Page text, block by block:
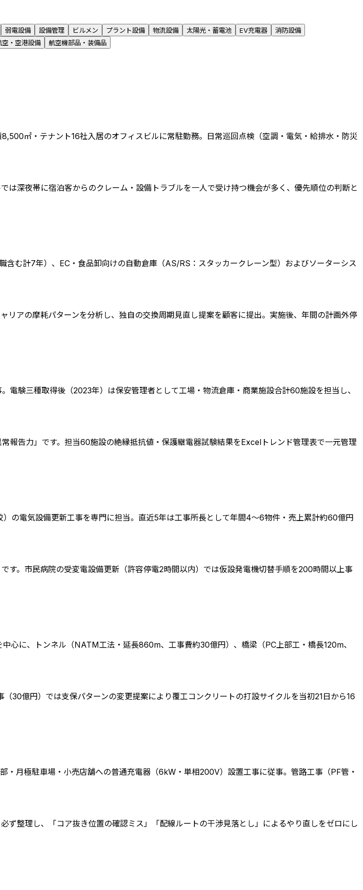
弱電設備 設備管理 ビルメン プラント設備 物流設備 太陽光・蓄電池 EV充電器
消防設備
空・空港設備 航空機部品・装備品
㎡・テナント16社入居のオフィスビルに常駐勤務。日常巡回点検（空調・電気・給排水・防災
深夜帯に宿泊客からのクレーム・設備トラブルを一人で受け持つ機会が多く、優先順位の判断と
む計7年）、EC・食品卸向けの自動倉庫（AS/RS：スタッカークレーン型）およびソーターシス
アの摩耗パターンを分析し、独自の交換周期見直し提案を顧客に提出。実施後、年間の計画外停
験三種取得後（2023年）は保安管理者として工場・物流倉庫・商業施設合計60施設を担当し、
報告力」です。担当60施設の絶縁抵抗値・保護継電器試験結果をExcelトレンド管理表で一元管理
の電気設備更新工事を専門に担当。直近5年は工事所長として年間4〜6物件・売上累計約60億円
す。市民病院の受変電設備更新（許容停電2時間以内）では仮設発電機切替手順を200時間以上事
心に、トンネル（NATM工法・延長860m、工事費約30億円）、橋梁（PC上部工・橋長120m、
30億円）では支保パターンの変更提案により覆工コンクリートの打設サイクルを当初21日から16
月極駐車場・小売店舗への普通充電器（6kW・単相200V）設置工事に従事。管路工事（PF管・
整理し、「コア抜き位置の確認ミス」「配線ルートの干渉見落とし」によるやり直しをゼロにし